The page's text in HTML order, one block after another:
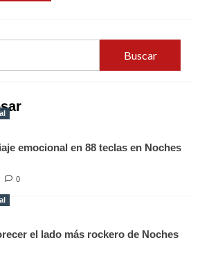
emocional en 88 teclas en Noches
0
el lado más rockero de Noches